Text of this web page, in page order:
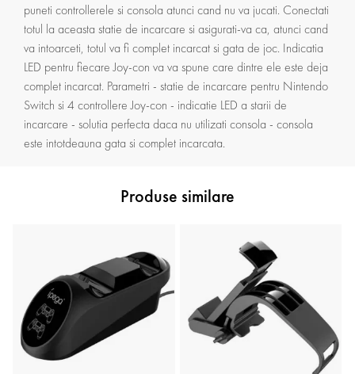
puneti controllerele si consola atunci cand nu va jucati. Conectati
totul la aceasta statie de incarcare si asigurati-va ca, atunci cand
va intoarceti, totul va fi complet incarcat si gata de joc. Indicatia
LED pentru fiecare Joy-con va va spune care dintre ele este deja
complet incarcat. Parametri - statie de incarcare pentru Nintendo
Switch si 4 controllere Joy-con - indicatie LED a starii de
incarcare - solutia perfecta daca nu utilizati consola - consola
este intotdeauna gata si complet incarcata.
Produse similare